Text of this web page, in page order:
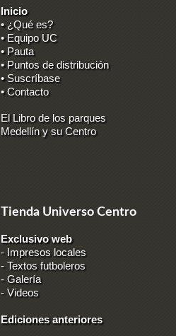
Inicio
• ¿Qué es?
• Equipo UC
• Pauta
• Puntos de distribución
• Suscríbase
• Contacto
El Libro de los parques
Medellín y su Centro
Tienda Universo Centro
Exclusivo web
- Impresos locales
- Textos futboleros
-Galería
-Videos
Ediciones anteriores